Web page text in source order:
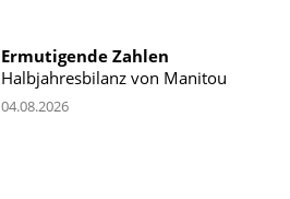
Ermutigende Zahlen
Halbjahresbilanz von Manitou
04.08.2026